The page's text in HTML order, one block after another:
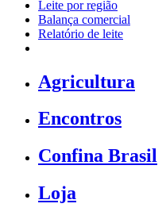
Leite por região
Balança comercial
Relatório de leite
Agricultura
Encontros
Confina Brasil
Loja